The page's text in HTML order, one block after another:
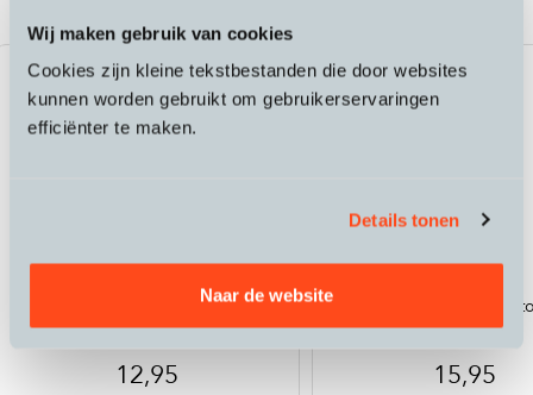
Wij maken gebruik van cookies
Cookies zijn kleine tekstbestanden die door websites
kunnen worden gebruikt om gebruikerservaringen
efficiënter te maken.
Details tonen
Naar de website
12,95
Bio Drivetrain
15,95